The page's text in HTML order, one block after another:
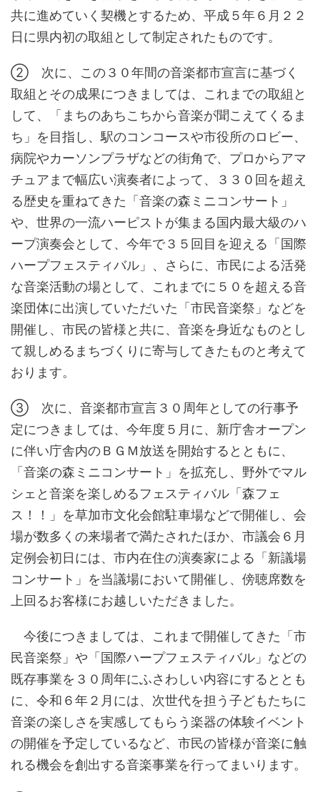
共に進めていく契機とするため、平成５年６月２２
日に県内初の取組として制定されたものです。
② 次に、この３０年間の音楽都市宣言に基づく
取組とその成果につきましては、これまでの取組と
して、「まちのあちこちから音楽が聞こえてくるま
ち」を目指し、駅のコンコースや市役所のロビー、
病院やカーソンプラザなどの街角で、プロからアマ
チュアまで幅広い演奏者によって、３３０回を超え
る歴史を重ねてきた「音楽の森ミニコンサート」
や、世界の一流ハーピストが集まる国内最大級のハ
ープ演奏会として、今年で３５回目を迎える「国際
ハープフェスティバル」、さらに、市民による活発
な音楽活動の場として、これまでに５０を超える音
楽団体に出演していただいた「市民音楽祭」などを
開催し、市民の皆様と共に、音楽を身近なものとし
て親しめるまちづくりに寄与してきたものと考えて
おります。
③ 次に、音楽都市宣言３０周年としての行事予
定につきましては、今年度５月に、新庁舎オープン
に伴い庁舎内のＢＧＭ放送を開始するとともに、
「音楽の森ミニコンサート」を拡充し、野外でマル
シェと音楽を楽しめるフェスティバル「森フェ
ス！！」を草加市文化会館駐車場などで開催し、会
場が数多くの来場者で満たされたほか、市議会６月
定例会初日には、市内在住の演奏家による「新議場
コンサート」を当議場において開催し、傍聴席数を
上回るお客様にお越しいただきました。
今後につきましては、これまで開催してきた「市
民音楽祭」や「国際ハープフェスティバル」などの
既存事業を３０周年にふさわしい内容にするととも
に、令和６年２月には、次世代を担う子どもたちに
音楽の楽しさを実感してもらう楽器の体験イベント
の開催を予定しているなど、市民の皆様が音楽に触
れる機会を創出する音楽事業を行ってまいります。